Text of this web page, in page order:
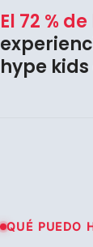
El 72 %
hype
QUÉ PUEDO